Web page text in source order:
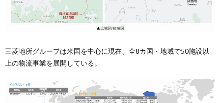
三菱地所グループは米国を中心に現在、全8カ国・地域で50施設以
上の物流事業を展開している。